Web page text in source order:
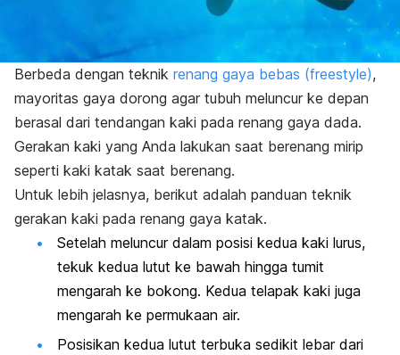
Berbeda dengan teknik renang gaya bebas (freestyle),
mayoritas gaya dorong agar tubuh meluncur ke depan
berasal dari tendangan kaki pada renang gaya dada.
Gerakan kaki yang Anda lakukan saat berenang mirip
seperti kaki katak saat berenang.
Untuk lebih jelasnya, berikut adalah panduan teknik
gerakan kaki pada renang gaya katak.
Setelah meluncur dalam posisi kedua kaki lurus,
tekuk kedua lutut ke bawah hingga tumit
mengarah ke bokong. Kedua telapak kaki juga
mengarah ke permukaan air.
Posisikan kedua lutut terbuka sedikit lebar dari